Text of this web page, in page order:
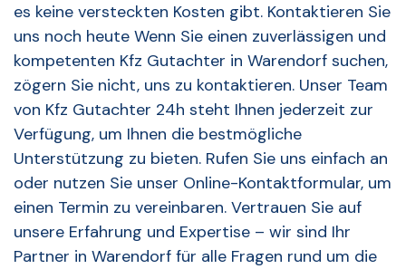
es keine versteckten Kosten gibt. Kontaktieren Sie
uns noch heute Wenn Sie einen zuverlässigen und
kompetenten Kfz Gutachter in Warendorf suchen,
zögern Sie nicht, uns zu kontaktieren. Unser Team
von Kfz Gutachter 24h steht Ihnen jederzeit zur
Verfügung, um Ihnen die bestmögliche
Unterstützung zu bieten. Rufen Sie uns einfach an
oder nutzen Sie unser Online-Kontaktformular, um
einen Termin zu vereinbaren. Vertrauen Sie auf
unsere Erfahrung und Expertise – wir sind Ihr
Partner in Warendorf für alle Fragen rund um die